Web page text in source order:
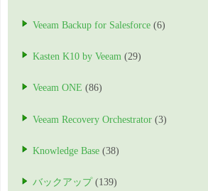
Veeam Backup for Salesforce (6)
Kasten K10 by Veeam (29)
Veeam ONE (86)
Veeam Recovery Orchestrator (3)
Knowledge Base (38)
バックアップ (139)